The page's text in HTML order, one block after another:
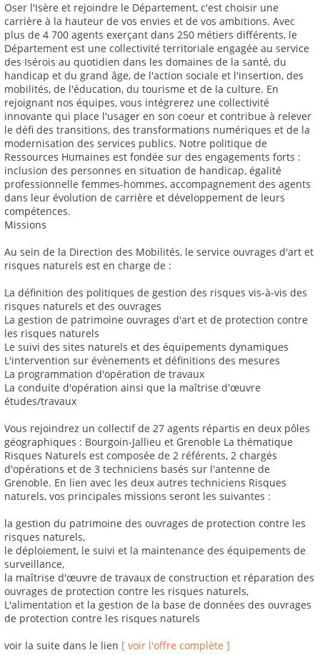
Oser l'Isère et rejoindre le Département, c'est choisir une
carrière à la hauteur de vos envies et de vos ambitions. Avec
plus de 4 700 agents exerçant dans 250 métiers différents, le
Département est une collectivité territoriale engagée au service
des Isérois au quotidien dans les domaines de la santé, du
handicap et du grand âge, de l'action sociale et l'insertion, des
mobilités, de l'éducation, du tourisme et de la culture. En
rejoignant nos équipes, vous intégrerez une collectivité
innovante qui place l'usager en son coeur et contribue à relever
le défi des transitions, des transformations numériques et de la
modernisation des services publics. Notre politique de
Ressources Humaines est fondée sur des engagements forts :
inclusion des personnes en situation de handicap, égalité
professionnelle femmes-hommes, accompagnement des agents
dans leur évolution de carrière et développement de leurs
compétences.
Missions
Au sein de la Direction des Mobilités, le service ouvrages d'art et
risques naturels est en charge de :
La définition des politiques de gestion des risques vis-à-vis des
risques naturels et des ouvrages
La gestion de patrimoine ouvrages d'art et de protection contre
les risques naturels
Le suivi des sites naturels et des équipements dynamiques
L'intervention sur évènements et définitions des mesures
La programmation d'opération de travaux
La conduite d'opération ainsi que la maîtrise d'œuvre
études/travaux
Vous rejoindrez un collectif de 27 agents répartis en deux pôles
géographiques : Bourgoin-Jallieu et Grenoble La thématique
Risques Naturels est composée de 2 référents, 2 chargés
d'opérations et de 3 techniciens basés sur l'antenne de
Grenoble. En lien avec les deux autres techniciens Risques
naturels, vos principales missions seront les suivantes :
la gestion du patrimoine des ouvrages de protection contre les
risques naturels,
le déploiement, le suivi et la maintenance des équipements de
surveillance,
la maîtrise d'œuvre de travaux de construction et réparation des
ouvrages de protection contre les risques naturels,
L'alimentation et la gestion de la base de données des ouvrages
de protection contre les risques naturels
voir la suite dans le lien [ voir l'offre complète ]